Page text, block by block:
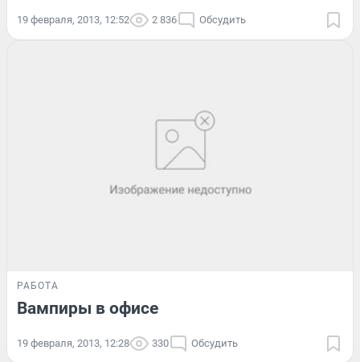
19 февраля, 2013, 12:52 2 836 Обсудить
РАБОТА
Вампиры в офисе
19 февраля, 2013, 12:28 330 Обсудить